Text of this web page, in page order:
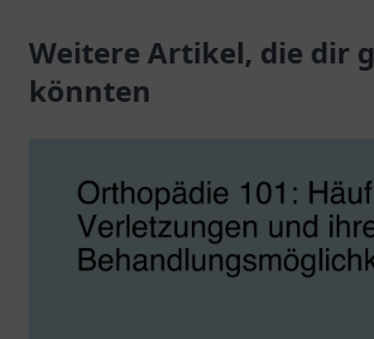
Weitere Artikel, die dir
könnten